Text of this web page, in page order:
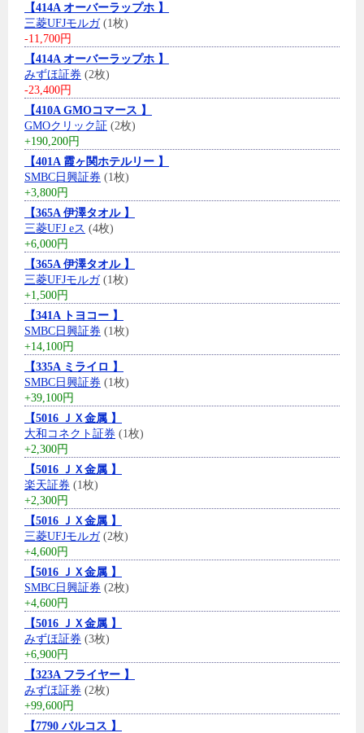
【414A オーバーラップホ 】
三菱UFJモルガ(1枚)
-11,700円
【414A オーバーラップホ 】
みずほ証券 (2枚)
-23,400円
【410A GMOコマース 】
GMOクリック証 (2枚)
+190,200円
【401A 霞ヶ関ホテルリー 】
SMBC日興証券 (1枚)
+3,800円
【365A 伊澤タオル 】
三菱UFJ eス (4枚)
+6,000円
【365A 伊澤タオル 】
三菱UFJモルガ(1枚)
+1,500円
【341A トヨコー 】
SMBC日興証券 (1枚)
+14,100円
【335A ミライロ 】
SMBC日興証券 (1枚)
+39,100円
【5016 ＪＸ金属 】
大和コネクト証券 (1枚)
+2,300円
【5016 ＪＸ金属 】
楽天証券 (1枚)
+2,300円
【5016 ＪＸ金属 】
三菱UFJモルガ(2枚)
+4,600円
【5016 ＪＸ金属 】
SMBC日興証券 (2枚)
+4,600円
【5016 ＪＸ金属 】
みずほ証券 (3枚)
+6,900円
【323A フライヤー 】
みずほ証券 (2枚)
+99,600円
【7790 バルコス 】